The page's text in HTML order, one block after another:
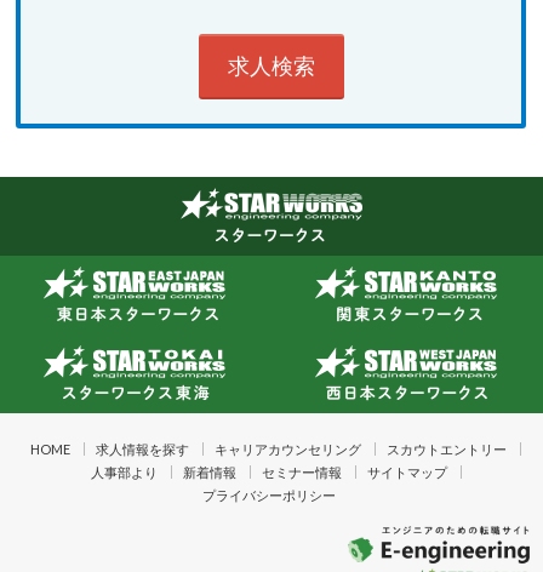
HOME 求人情報を探す キャリアカウンセリング
スカウトエントリー
人事部より
新着情報 セミナー情報
サイトマップ
プライバシーポリシー